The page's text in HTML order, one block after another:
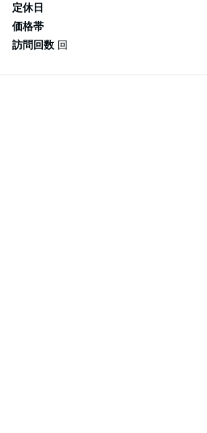
定休日
価格帯
訪問回数 回